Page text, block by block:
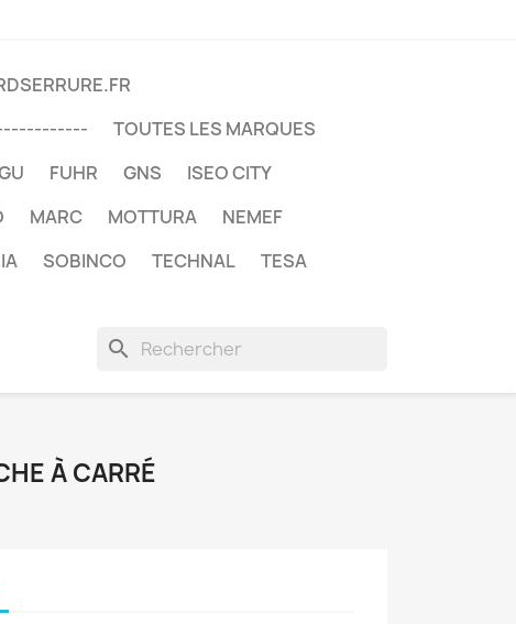
TOUTES LES MARQUES
FUHR GNS
ISEO CITY
MARC MOTTURA
NEMEF
SOBINCO TECHNAL
TESA
search
À CARRÉ